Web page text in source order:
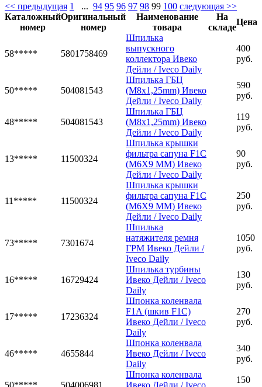
<< предыдущая 1 ... 94 95 96 97 98 99 100 следующая >>
Каталожный
номер
Оригинальный
номер
Наименование
товара
На
складе
Цена
58***** 5801758469
Шпилька
выпускного
коллектора Ивеко
Дейли / Iveco Daily
400
руб.
50***** 504081543
Шпилька ГБЦ
(M8х1,25mm) Ивеко
Дейли / Iveco Daily
590
руб.
48***** 504081543
Шпилька ГБЦ
(M8х1,25mm) Ивеко
Дейли / Iveco Daily
119
руб.
13***** 11500324
Шпилька крышки
фильтра сапуна F1C
(M6X9 MM) Ивеко
Дейли / Iveco Daily
90
руб.
11***** 11500324
Шпилька крышки
фильтра сапуна F1C
(M6X9 MM) Ивеко
Дейли / Iveco Daily
250
руб.
73***** 7301674
Шпилька
натяжителя ремня
ГРМ Ивеко Дейли /
Iveco Daily
1050
руб.
16***** 16729424
Шпилька турбины
Ивеко Дейли / Iveco
Daily
130
руб.
17***** 17236324
Шпонка коленвала
F1A (шкив F1C)
Ивеко Дейли / Iveco
Daily
270
руб.
46***** 4655844
Шпонка коленвала
Ивеко Дейли / Iveco
Daily
340
руб.
50***** 504006981
Шпонка коленвала
Ивеко Дейли / Iveco
150